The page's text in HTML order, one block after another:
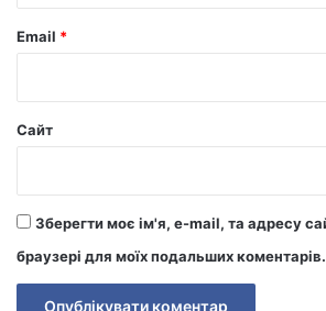
Email *
Сайт
Зберегти моє ім'я, e-mail, та адресу
браузері для моїх подальших коментарів.